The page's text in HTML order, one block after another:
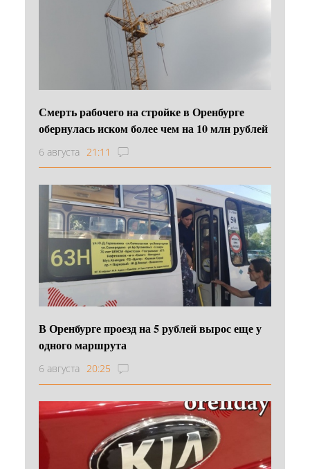
Смерть рабочего на стройке в Оренбурге
обернулась иском более чем на 10 млн рублей
6 августа 21:11
В Оренбурге проезд на 5 рублей вырос еще у
одного маршрута
6 августа 20:25